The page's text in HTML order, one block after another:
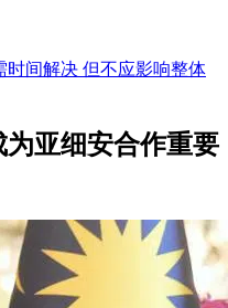
间解决 但不应影响整体
亚细安合作重要